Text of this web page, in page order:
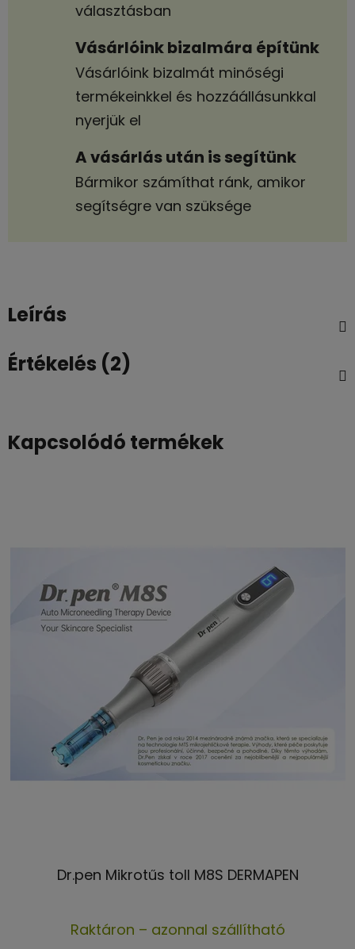
választásban
Vásárlóink bizalmára építünk
Vásárlóink bizalmát minőségi
termékeinkkel és hozzáállásunkkal
nyerjük el
A vásárlás után is segítünk
Bármikor számíthat ránk, amikor
segítségre van szüksége
Leírás
Értékelés (2)
Kapcsolódó termékek
Dr.pen Mikrotűs toll M8S DERMAPEN
termék
Raktáron – azonnal szállítható